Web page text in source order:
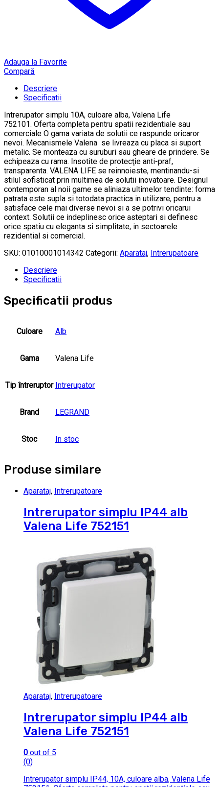
Adauga la Favorite
Compară
Descriere
Specificatii
Intrerupator simplu 10A, culoare alba, Valena Life
752101. Oferta completa pentru spatii rezidentiale sau
comerciale O gama variata de solutii ce raspunde oricaror
nevoi. Mecanismele Valena se livreaza cu placa si suport
metalic. Se monteaza cu suruburi sau gheare de prindere. Se
echipeaza cu rama. Insotite de protecţie anti-praf,
transparenta. VALENA LIFE se reinnoieste, mentinandu-si
stilul sofisticat prin multimea de solutii inovatoare. Designul
contemporan al noii game se aliniaza ultimelor tendinte: forma
patrata este supla si totodata practica in utilizare, pentru a
satisface cele mai diverse nevoi si a se potrivi oricarui
context. Solutii ce indeplinesc orice asteptari si definesc
orice spatiu cu eleganta si simplitate, in sectoarele
rezidential si comercial.
SKU: 01010001014342 Categorii: Aparataj, Intrerupatoare
Descriere
Specificatii
Specificatii produs
Culoare Alb
Gama Valena Life
Tip întreruptor Intrerupator
Brand LEGRAND
Stoc In stoc
Produse similare
Aparataj, Intrerupatoare
Intrerupator simplu IP44 alb
Valena Life 752151
Aparataj, Intrerupatoare
Intrerupator simplu IP44 alb
Valena Life 752151
0 out of 5
(0)
Intrerupator simplu IP44, 10A, culoare alba, Valena Life